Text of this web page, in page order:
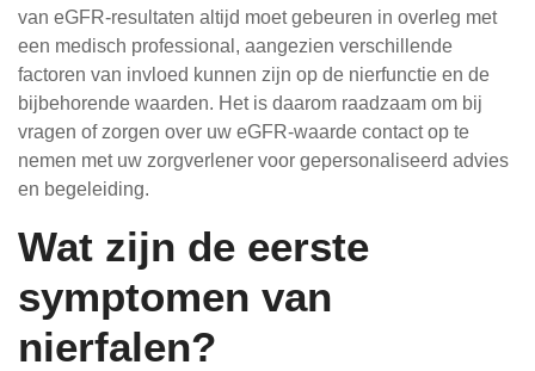
van eGFR-resultaten altijd moet gebeuren in overleg met
een medisch professional, aangezien verschillende
factoren van invloed kunnen zijn op de nierfunctie en de
bijbehorende waarden. Het is daarom raadzaam om bij
vragen of zorgen over uw eGFR-waarde contact op te
nemen met uw zorgverlener voor gepersonaliseerd advies
en begeleiding.
Wat zijn de eerste
symptomen van
nierfalen?